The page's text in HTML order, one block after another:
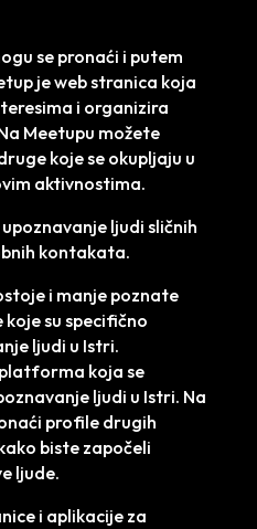
se pronaći i putem
je web stranica koja
i organizira
Meetupu možete
koje se okupljaju u
aktivnostima.
ljudi sličnih
kontakata.
i manje poznate
su specifično
ljudi u Istri.
koja se
ljudi u Istri. Na
profile drugih
biste započeli
ljude.
i aplikacije za